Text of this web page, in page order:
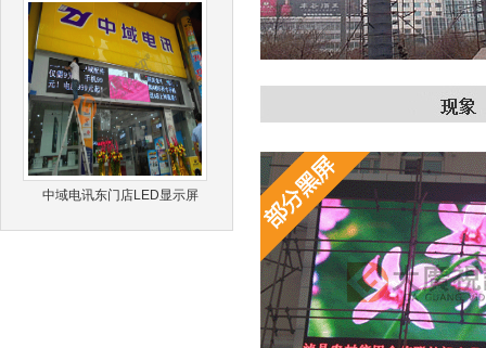
中域电讯东门店LED显示屏